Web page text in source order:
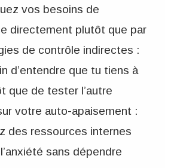
vos besoins de
directement plutôt que par
de contrôle indirectes :
d’entendre que tu tiens à
que de tester l’autre
votre auto-apaisement :
des ressources internes
sans dépendre